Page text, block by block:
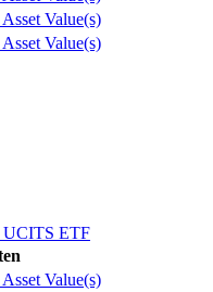
Value(s)
Value(s)
UCITS ETF
Value(s)